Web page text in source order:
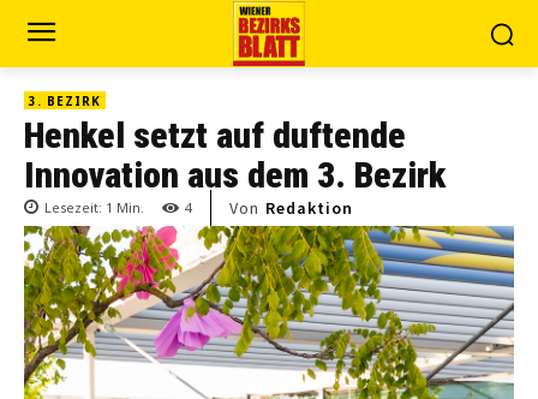
3. BEZIRK
Henkel setzt auf duftende
Innovation aus dem 3. Bezirk
Lesezeit: 1 Min. 4 Von Redaktion